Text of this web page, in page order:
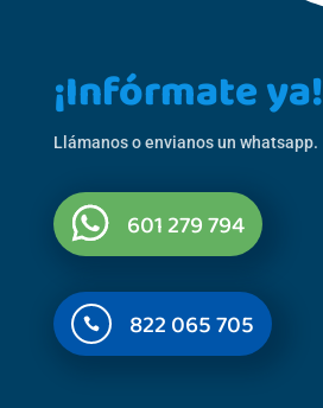
¡Infórmate ya!
Llámanos o envianos un whatsapp.
601 279 794
 822 065 705